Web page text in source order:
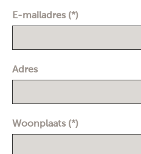
E-mailadres (*)
Adres
Woonplaats (*)